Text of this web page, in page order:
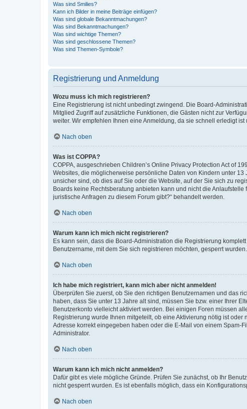
Was sind Smilies?
Kann ich Bilder in meine Beiträge einfügen?
Was sind globale Bekanntmachungen?
Was sind Bekanntmachungen?
Was sind wichtige Themen?
Was sind geschlossene Themen?
Was sind Themen-Symbole?
Registrierung und Anmeldung
Wozu muss ich mich registrieren?
Eine Registrierung ist nicht unbedingt zwingend. Die Board-
Mitglied Zugriff auf zusätzliche Funktionen, die Gästen nicht zur
weiter. Wir empfehlen Ihnen eine Anmeldung, da sie schnell erledigt ist
Nach oben
Was ist COPPA?
COPPA, ausgeschrieben Children’s Online Privacy Protection Act of
Websites, die möglicherweise persönliche Daten von Kindern unter
unsicher sind, ob dies auf Sie oder die Website, auf der Sie sich zu
Boards keine Rechtsberatung anbieten kann und nicht die
juristische Anfragen zu diesem Forum gibt?“ behandelt werden.
Nach oben
Warum kann ich mich nicht registrieren?
Es kann sein, dass die Board-Administration die Registrierung
Benutzername, mit dem Sie sich registrieren möchten, gesperrt
Nach oben
Ich habe mich registriert, kann mich aber nicht anmelden!
Überprüfen Sie zuerst, ob Sie den richtigen Benutzernamen und das
haben, dass Sie unter 13 Jahre alt sind, müssen Sie bzw. einer Ihrer
Benutzerkonto vielleicht aktiviert werden. Bei einigen Foren müssen
Registrierung wurde Ihnen mitgeteilt, ob eine Aktivierung nötig ist
Adresse korrekt eingegeben haben oder die E-Mail von einem Spam-
Administrator.
Nach oben
Warum kann ich mich nicht anmelden?
Dafür gibt es viele mögliche Gründe. Prüfen Sie zunächst, ob Ihr
nicht gesperrt wurden. Es ist ebenfalls möglich, dass ein
Nach oben